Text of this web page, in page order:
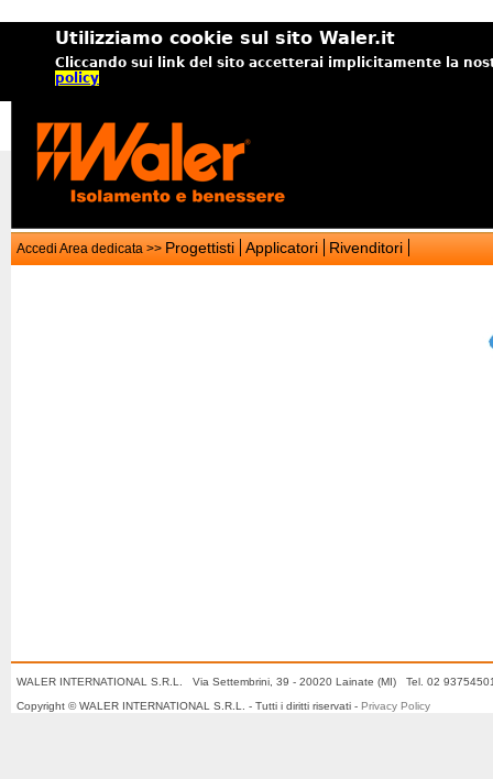
Utilizziamo cookie sul sito Waler.it
Cliccando sui link del sito accetterai implicitamente la
policy
Accedi Area dedicata >> Progettisti Applicatori Rivenditori
WALER INTERNATIONAL S.R.L. Via Settembrini, 39 - 20020 Lainate (MI) Tel. 02
Copyright © WALER INTERNATIONAL S.R.L. - Tutti i diritti riservati - Privacy Policy